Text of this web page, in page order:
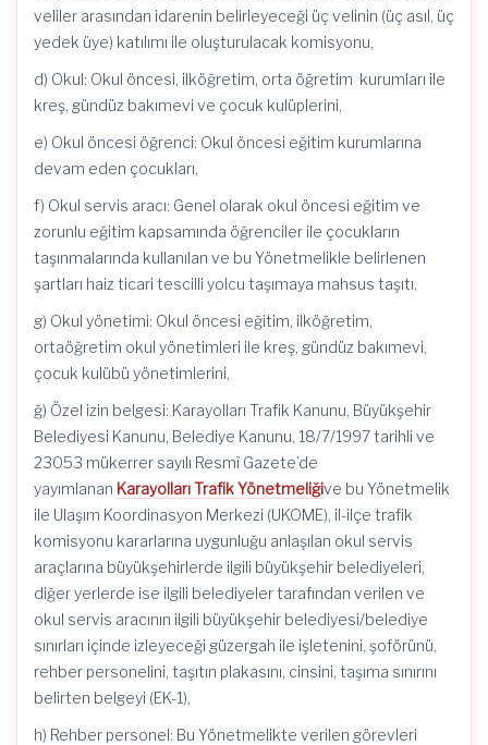
veliler arasından idarenin belirleyeceği üç velinin (üç asıl, üç
yedek üye) katılımı ile oluşturulacak komisyonu,
d) Okul: Okul öncesi, ilköğretim, orta öğretim kurumları ile
kreş, gündüz bakımevi ve çocuk kulüplerini,
e) Okul öncesi öğrenci: Okul öncesi eğitim kurumlarına
devam eden çocukları,
f) Okul servis aracı: Genel olarak okul öncesi eğitim ve
zorunlu eğitim kapsamında öğrenciler ile çocukların
taşınmalarında kullanılan ve bu Yönetmelikle belirlenen
şartları haiz ticari tescilli yolcu taşımaya mahsus taşıtı,
g) Okul yönetimi: Okul öncesi eğitim, ilköğretim,
ortaöğretim okul yönetimleri ile kreş, gündüz bakımevi,
çocuk kulübü yönetimlerini,
ğ) Özel izin belgesi: Karayolları Trafik Kanunu, Büyükşehir
Belediyesi Kanunu, Belediye Kanunu, 18/7/1997 tarihli ve
23053 mükerrer sayılı Resmî Gazete’de
yayımlanan Karayolları Trafik Yönetmeliğive bu Yönetmelik
ile Ulaşım Koordinasyon Merkezi (UKOME), il-ilçe trafik
komisyonu kararlarına uygunluğu anlaşılan okul servis
araçlarına büyükşehirlerde ilgili büyükşehir belediyeleri,
diğer yerlerde ise ilgili belediyeler tarafından verilen ve
okul servis aracının ilgili büyükşehir belediyesi/belediye
sınırları içinde izleyeceği güzergah ile işletenini, şoförünü,
rehber personelini, taşıtın plakasını, cinsini, taşıma sınırını
belirten belgeyi (EK-1),
h) Rehber personel: Bu Yönetmelikte verilen görevleri